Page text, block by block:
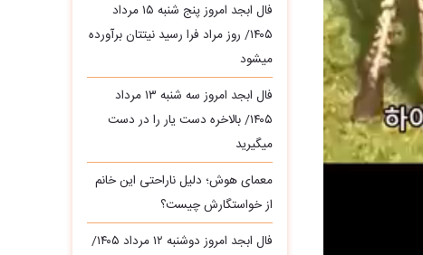
فال ابجد امروز پنج شنبه ۱۵ مرداد
۱۴۰۵/ روز مراد فرا رسید نیتتان برآورده
میشود
فال ابجد امروز سه‌ شنبه ۱۳ مرداد
۱۴۰۵/ بالاخره دست یار را در دست
میگیرید
معمای هوش؛ دلیل ناراحتی این خانم
از خواستگارش چیست؟
فال ابجد امروز دوشنبه ۱۲ مرداد ۱۴۰۵/